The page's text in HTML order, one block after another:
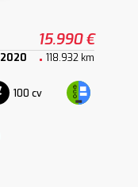
15.990 €
2020 118.932 km
100 cv